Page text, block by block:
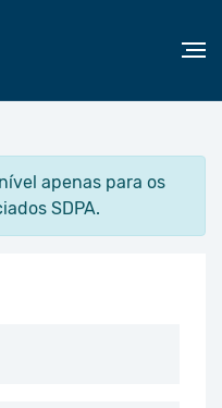
apenas para os
SDPA.